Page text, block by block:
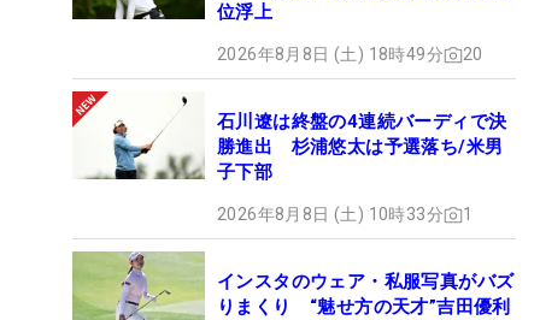
位浮上
2026年8月8日 (土) 18時49分 20
石川遼は終盤の4連続バーディで決
勝進出 杉浦悠太は予選落ち/米男
子下部
2026年8月8日 (土) 10時33分 1
インスタのウェア・私服写真がバズ
りまくり “魅せ方の天才”吉田優利